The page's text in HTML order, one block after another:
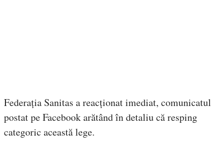
Federația Sanitas a reacționat imediat, comunicatul
postat pe Facebook arătând în detaliu că resping
categoric această lege.